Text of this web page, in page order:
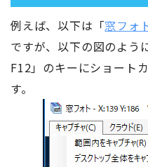
例えば、以下は「窓フォ
ですが、以下の図のよう
F12」のキーにショート
す。